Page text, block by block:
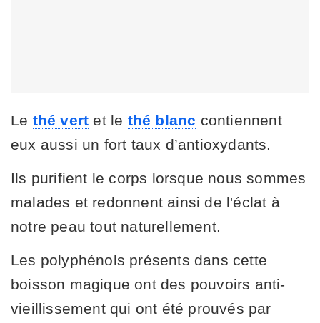
Le thé vert et le thé blanc contiennent
eux aussi un fort taux d’antioxydants.
Ils purifient le corps lorsque nous sommes
malades et redonnent ainsi de l'éclat à
notre peau tout naturellement.
Les polyphénols présents dans cette
boisson magique ont des pouvoirs anti-
vieillissement qui ont été prouvés par